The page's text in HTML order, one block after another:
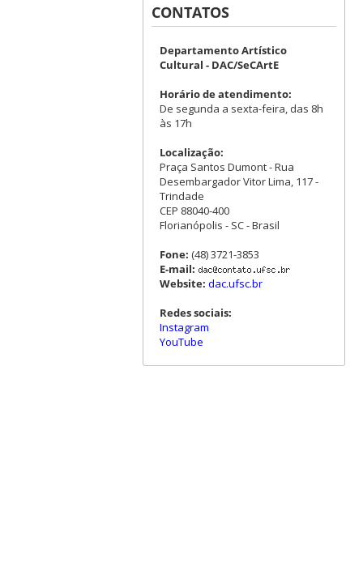
CONTATOS
Departamento Artístico
Cultural - DAC/SeCArtE
Horário de atendimento:
De segunda a sexta-feira, das 8h
às 17h
Localização:
Praça Santos Dumont - Rua
Desembargador Vitor Lima, 117 -
Trindade
CEP 88040-400
Florianópolis - SC - Brasil
Fone: (48) 3721-3853
E-mail:
Website: dac.ufsc.br
Redes sociais:
Instagram
YouTube